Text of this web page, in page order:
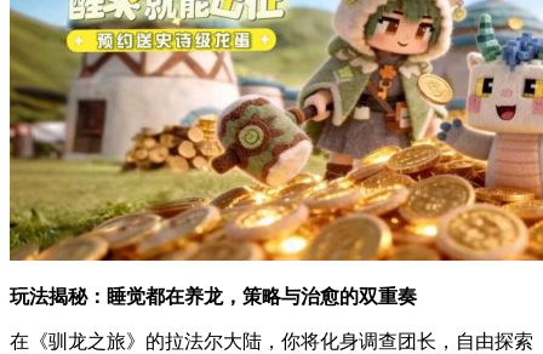
玩法揭秘：睡觉都在养龙，策略与治愈的双重奏
在《驯龙之旅》的拉法尔大陆，你将化身调查团长，自由探索